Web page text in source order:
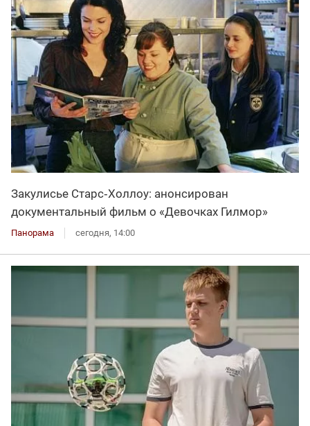
Закулисье Старс‑Холлоу: анонсирован
документальный фильм о «Девочках Гилмор»
Панорама сегодня, 14:00